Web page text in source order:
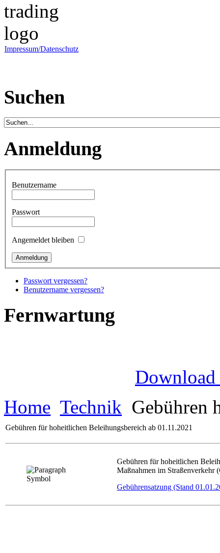
Impressum/Datenschutz
Suchen
Anmeldung
Benutzername
Passwort
Angemeldet bleiben
Passwort vergessen?
Benutzername vergessen?
Fernwartung
Download
Home Technik Gebühren
Gebühren für hoheitlichen Beleihungsbereich ab 01.11.2021
Gebühren für hoheitlichen
Maßnahmen im Straßenverkehr
Gebührensatzung (Stand